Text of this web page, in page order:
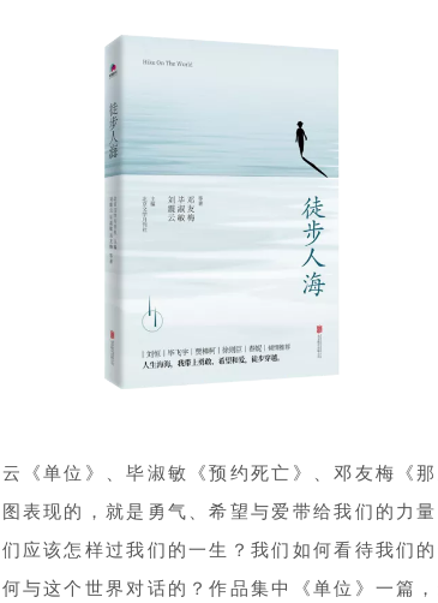
《单位》、毕淑敏《预约死亡》、邓友梅《
表现的，就是勇气、希望与爱带给我们的力
应该怎样过我们的一生？我们如何看待我们
与这个世界对话的？作品集中《单位》一篇